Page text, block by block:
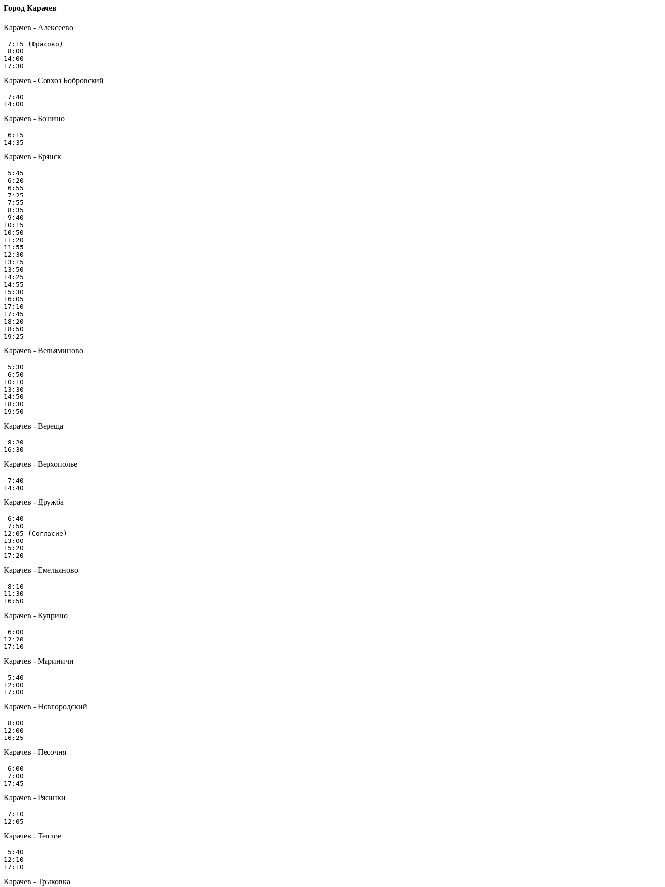
Город Карачев
Карачев - Алексеево
7:15 (Юрасово)
8:00
14:00
Карачев - Совхоз Бобровский
7:40
Карачев - Бошино
6:15
Карачев - Брянск
5:45
6:20
6:55
7:25
7:55
8:35
9:40
10:15
10:50
11:20
11:55
12:30
13:15
13:50
14:25
14:55
15:30
16:05
17:10
17:45
18:20
18:50
Карачев - Вельяминово
5:30
6:50
10:10
13:30
14:50
18:30
Карачев - Вереща
8:20
Карачев - Верхополье
7:40
Карачев - Дружба
6:40
7:50
12:05 (Согласие)
13:00
15:20
Карачев - Емельяново
8:10
11:30
Карачев - Куприно
6:00
12:20
Карачев - Мариничи
5:40
12:00
Карачев - Новгородский
8:00
12:00
Карачев - Песочня
6:00
7:00
Карачев - Рясинки
7:10
Карачев - Теплое
5:40
12:10
Карачев - Трыковка